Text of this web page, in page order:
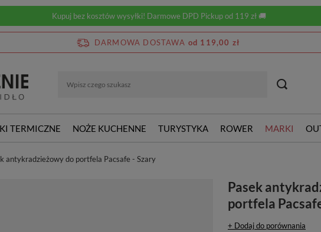
Kupuj bez kosztów wysyłki! Darmowe DPD Pickup od 119 zł 🚚
DARMOWA DOSTAWA od 119,00 zł
TERMICZNE NOŻE KUCHENNE TURYSTYKA ROWER MARKI
antykradzieżowy do portfela Pacsafe - Szary
Pasek
portfela
+ Dodaj do porównania